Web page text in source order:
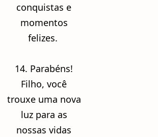
conquistas e
momentos
felizes.
14. Parabéns!
Filho, você
trouxe uma nova
luz para as
nossas vidas